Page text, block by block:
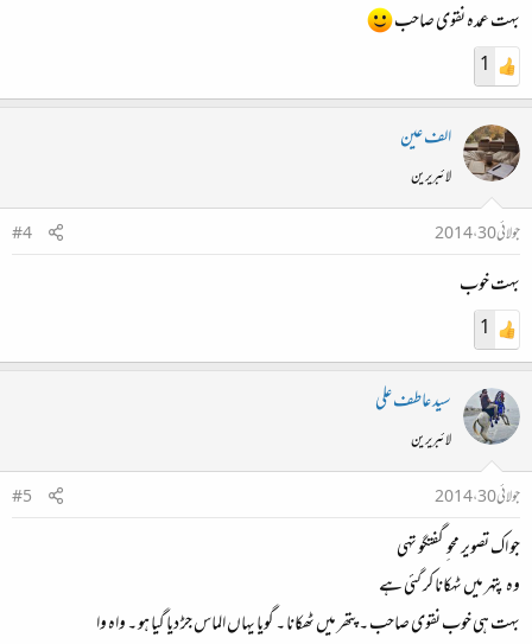
بہت عمدہ نقوی صاحب
1
الف عین
لائبریرین
جولائی 30، 2014
#4
بہت خوب
1
سید عاطف علی
لائبریرین
جولائی 30، 2014
#5
جو اک تصویر محو ِ گفتگو تهی
وہ پتهر میں ٹهکانا کر گئی ہے
بہت ہی خوب نقوی صاحب ۔ پتھر میں ٹھکانا ۔ گویا یہاں الماس جڑ دیا گیا ہو ۔ واہ وا